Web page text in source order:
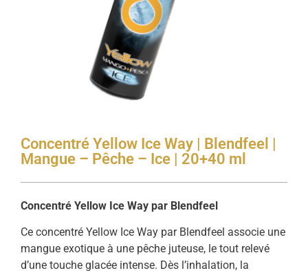
Concentré Yellow Ice Way | Blendfeel |
Mangue – Pêche – Ice | 20+40 ml
Concentré Yellow Ice Way par Blendfeel
Ce concentré Yellow Ice Way par Blendfeel associe une
mangue exotique à une pêche juteuse, le tout relevé
d’une touche glacée intense. Dès l’inhalation, la